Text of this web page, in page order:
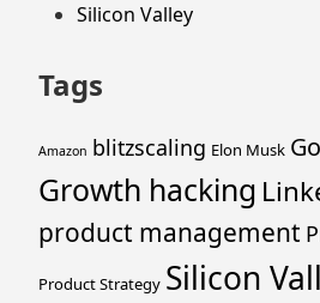
Silicon Valley
Tags
Amazon blitzscaling Elon Musk
Growth hacking
product management
Product Strategy Silicon